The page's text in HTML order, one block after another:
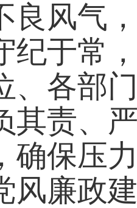
良风气
纪于常
、各部
其责、
确保压
风廉政